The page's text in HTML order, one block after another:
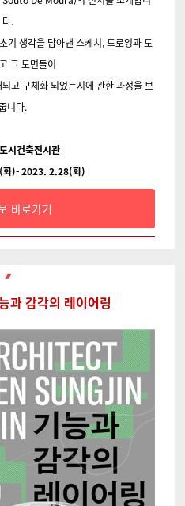
다.
기 생각을 담아낸 스케치, 드로잉과 도
그 도면들이
고 구체화 되었는지에 관한 과정을 보
니다.
시건축전시관
)- 2023. 2.28(화)
바로가기
과 감각의 레이어링